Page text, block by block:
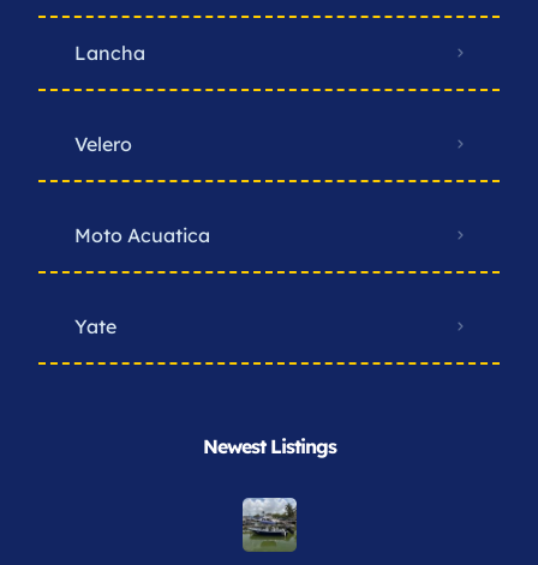
Lancha
Velero
Moto Acuatica
Yate
Newest Listings​